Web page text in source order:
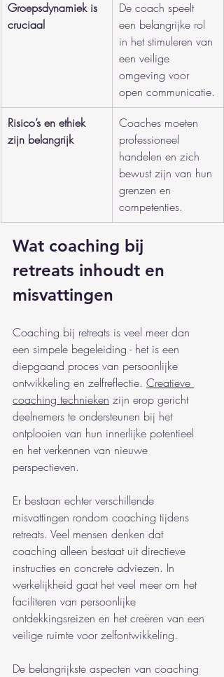
Groepsdynamiek is
cruciaal
De coach speelt
een belangrijke rol
in het stimuleren van
een veilige
omgeving voor
open communicatie.
Risico’s en ethiek
zijn belangrijk
Coaches moeten
professioneel
handelen en zich
bewust zijn van hun
grenzen en
competenties.
Wat coaching bij
retreats inhoudt en
misvattingen
Coaching bij retreats is veel meer dan
een simpele begeleiding - het is een
diepgaand proces van persoonlijke
ontwikkeling en zelfreflectie. Creatieve
coaching technieken zijn erop gericht
deelnemers te ondersteunen bij het
ontplooien van hun innerlijke potentieel
en het verkennen van nieuwe
perspectieven.
Er bestaan echter verschillende
misvattingen rondom coaching tijdens
retreats. Veel mensen denken dat
coaching alleen bestaat uit directieve
instructies en concrete adviezen. In
werkelijkheid gaat het veel meer om het
faciliteren van persoonlijke
ontdekkingsreizen en het creëren van een
veilige ruimte voor zelfontwikkeling.
De belangrijkste aspecten van coaching